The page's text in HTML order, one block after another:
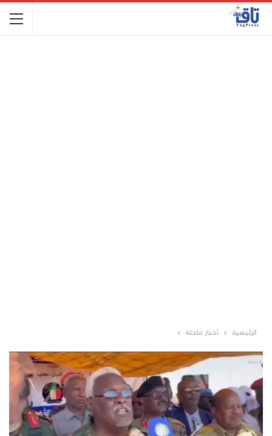
الرئيسية أخبار عاجلة